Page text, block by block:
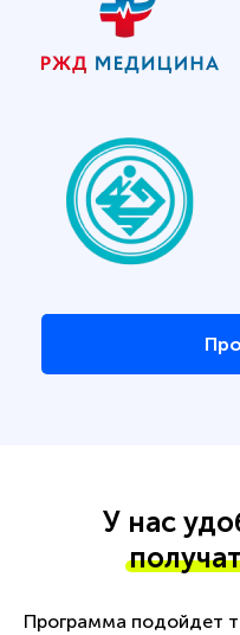
У нас
Программа подойдет